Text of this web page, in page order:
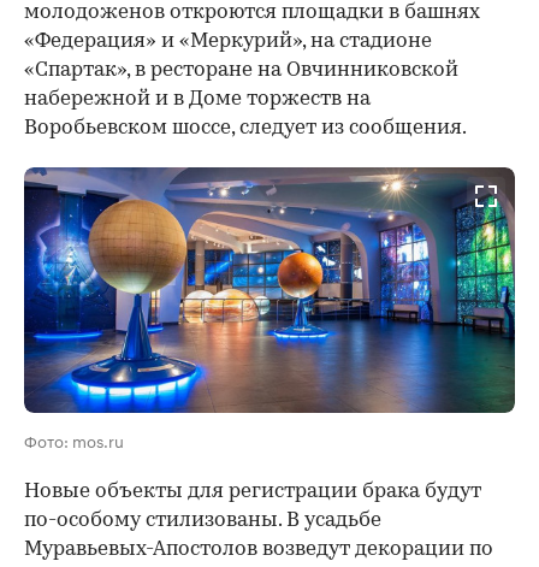
молодоженов откроются площадки в башнях
«Федерация» и «Меркурий», на стадионе
«Спартак», в ресторане на Овчинниковской
набережной и в Доме торжеств на
Воробьевском шоссе, следует из сообщения.
Фото: mos.ru
Новые объекты для регистрации брака будут
по-особому стилизованы. В усадьбе
Муравьевых-Апостолов возведут декорации по